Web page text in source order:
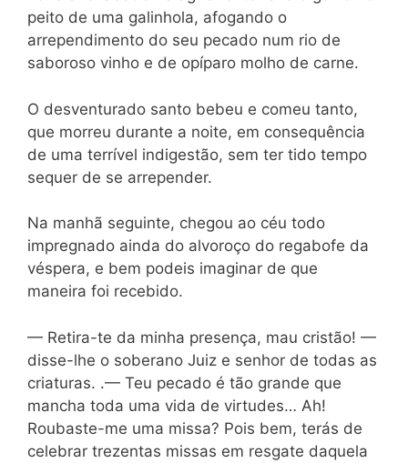
peito de uma galinhola, afogando o
arrependimento do seu pecado num rio de
saboroso vinho e de opíparo molho de carne.
O desventurado santo bebeu e comeu tanto,
que morreu durante a noite, em consequência
de uma terrível indigestão, sem ter tido tempo
sequer de se arrepender.
Na manhã seguinte, chegou ao céu todo
impregnado ainda do alvoroço do regabofe da
véspera, e bem podeis imaginar de que
maneira foi recebido.
— Retira-te da minha presença, mau cristão! —
disse-lhe o soberano Juiz e senhor de todas as
criaturas. .— Teu pecado é tão grande que
mancha toda uma vida de virtudes… Ah!
Roubaste-me uma missa? Pois bem, terás de
celebrar trezentas missas em resgate daquela